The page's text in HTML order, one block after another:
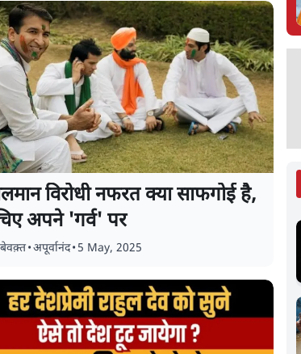
विरोधी नफरत क्या साफगोई है,
अपने 'गर्व' पर
•अपूर्वानंद• 5 May, 2025